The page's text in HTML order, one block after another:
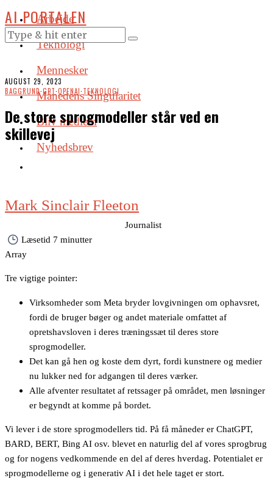
Arbejde
Teknologi
Mennesker
Månedens Singularitet
Bliv medlem
Nyhedsbrev
AI PORTALEN
AUGUST 29, 2023
BAGGRUND·GPT·OPENAI·TEKNOLOGI
De store sprogmodeller står ved en
skillevej
Mark Sinclair Fleeton
Journalist
Læsetid 7 minutter
Array
Tre vigtige pointer:
Virksomheder som Meta bryder lovgivningen om ophavsret,
fordi de bruger bøger og andet materiale omfattet af
opretshavsloven i deres træningssæt til deres store
sprogmodeller.
Det kan gå hen og koste dem dyrt, fordi kunstnere og medier
nu lukker ned for adgangen til deres værker.
Alle afventer resultatet af retssager på området, men løsninger
er begyndt at komme på bordet.
Vi lever i de store sprogmodellers tid. På få måneder er ChatGPT,
BARD, BERT, Bing AI osv. blevet en naturlig del af vores sprogbrug
og for nogens vedkommende en del af deres hverdag. Potentialet er
sprogmodellerne og i generativ AI i det hele taget er stort.